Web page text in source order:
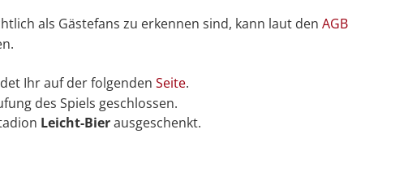
als Gästefans zu erkennen sind, kann laut den AGB
Ihr auf der folgenden Seite.
des Spiels geschlossen.
Leicht-Bierausgeschenkt.